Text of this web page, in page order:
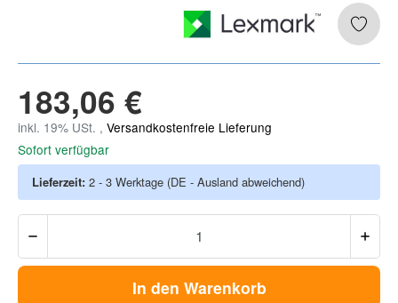
183,06 €
inkl. 19% USt. , Versandkostenfreie Lieferung
Sofort verfügbar
Lieferzeit: 2 - 3 Werktage (DE - Ausland abweichend)
In den Warenkorb